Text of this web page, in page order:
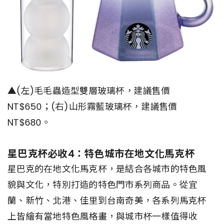
▲(左)毛毛蟲造型雙層玻璃杯，建議售價
NT$650；(右)山形霧藍玻璃杯，建議售價
NT$680。
星巴克杯必收4：特色城市在地文化馬克杯
星巴克的在地文化馬克杯，是結合各城市的特色風
貌與文化，特別打造的特色門市系列商品。從宜
蘭、新竹、北港、佳里到台南奇美，各系列馬克杯
上皆繪有當地特色風格畫，與城市杯一樣值得收